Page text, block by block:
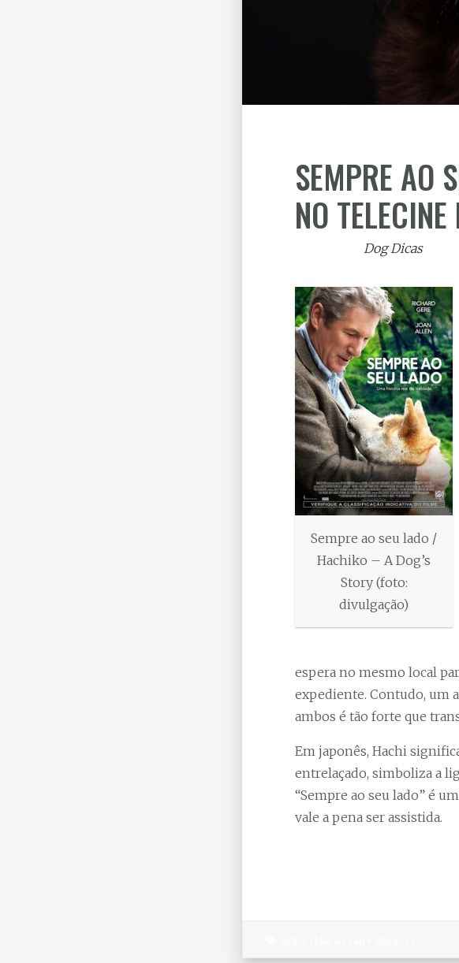
SEMPRE AO
NO
Dog Dicas|
Sempre ao seu lado /
Hachiko – A Dog’s
Story (foto:
divulgação)
espera no mesmo local
expediente. Contudo, um
ambos é tão forte que
Em japonês, Hachi
entrelaçado, simboliza a
“Sempre ao seu lado” é
vale a pena ser assistida.